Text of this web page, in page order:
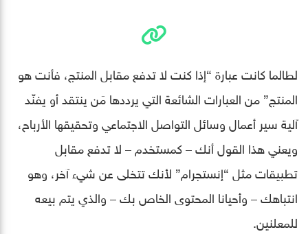
لطالما كانت عبارة “إذا كنت لا تدفع مقابل المنتج، فأنت هو
المنتج” من العبارات الشائعة التي يرددها مَن ينتقد أو يفنّد
آلية سير أعمال وسائل التواصل الاجتماعي وتحقيقها الأرباح،
ويعني هذا القول أنك – كمستخدم – لا تدفع مقابل
تطبيقات مثل “إنستجرام” لأنك تتخلى عن شيء آخر، وهو
انتباهك – وأحيانا المحتوى الخاص بك – والذي يتم بيعه
للمعلنين.